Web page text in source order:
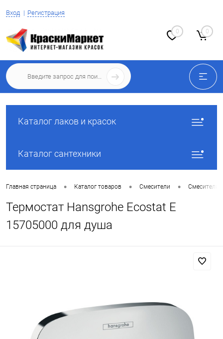
Вход Регистрация
0 0
Каталог лаков и красок
Каталог сантехники
Главная страница • Каталог товаров • Смесители • Смесители
Термостат Hansgrohe Ecostat E
15705000 для душа